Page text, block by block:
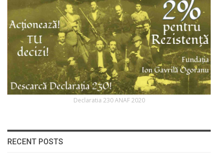
Declaratia 230 ANAF 2020
RECENT POSTS